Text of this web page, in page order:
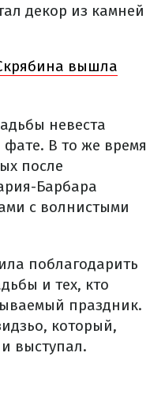
декор из камней
вышла
невеста
В то же время
после
Барбара
с волнистыми
поблагодарить
и тех, кто
праздник.
который,
выступал.